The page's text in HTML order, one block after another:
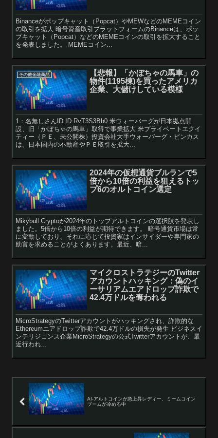
Binanceがポップキャット（Popcat）やMEWなどのMEMEコイン
の取引を拡大 暗号資産取引プラットフォームのBinanceは、ポッ
プキャット（Popcat）などのMEMEコインの取引を拡大すること
を発表しました。 MEMEコイン...
その他金融商品
【悲報】「かぼちゃの馬車」の
物件(1195棟)を買ったアメリカ
企業、大儲けしている模様
1：名無しさんID:ID:RvT3S3Bh0 米ウォーバーグが日本拠点開
設、旧「かぼちゃの馬車」取得で事業拡大 米プライベートエクイ
ティー（ＰＥ、未公開株）投資会社大手ウォーバーグ・ピンカス
は、日本国内の不動産やＰＥ取引を拡大...
2024年の仮想通貨ブルランで5
倍から10倍の利益を狙えるトッ
プ6のオルトコイン選定
Mikybull Cryptoが2024年のトップアルトコインの選択肢を発表し
ました。5倍から10倍の利益が期待できます。 暗号通貨市場は常
に変動しており、それに応じて投資家はインサイダーや専門家の
助言を求めることがよくあります。最近、暗...
マイクロストラテジーのTwitter
アカウントハッキング：偽のイ
ーサリアムエアドロップ詐欺で
42.4万ドルを奪われる
MicroStrategyのTwitterアカウントがハッキングされ、詐欺的な
Ethereumエアドロップ詐欺で42.4万ドルの損失が発生 ビジネスイ
ンテリジェンス企業MicroStrategyの公式Twitterアカウントが、最
近行われ...
AI-アルトコインが急上昇レディー、ミームコイン
ブームが冷める中